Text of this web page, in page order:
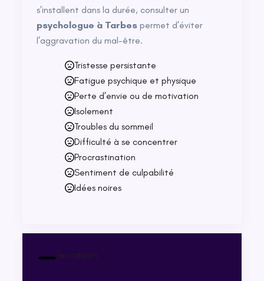
s’installent dans la durée, consulter un
psychologue à Tarbes permet d’éviter
l’aggravation du mal-être.
Tristesse persistante
Fatigue psychique et physique
Perte d’envie ou de motivation
Isolement
Troubles du sommeil
Difficulté à se concentrer
Procrastination
Sentiment de culpabilité
Idées noires
les causes